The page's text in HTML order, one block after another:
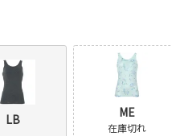
LB ME
在庫切れ